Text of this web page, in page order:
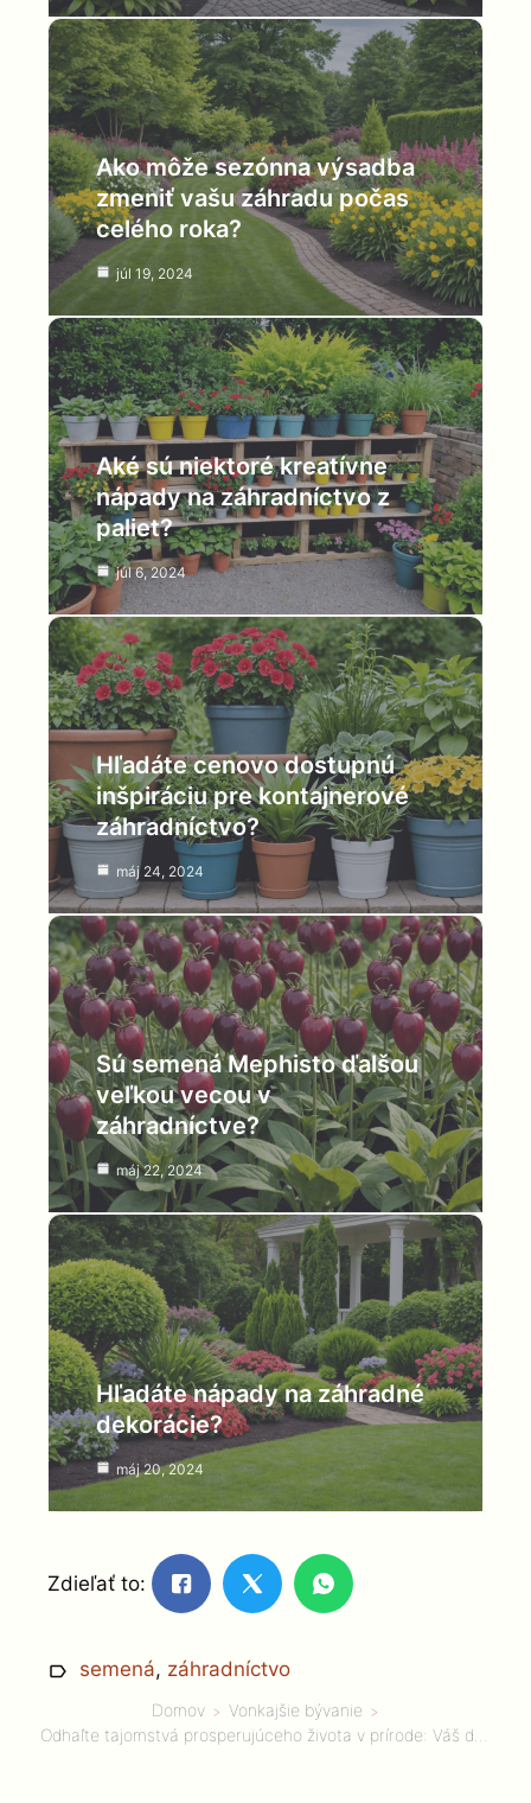
Ako môže sezónna výsadba
zmeniť vašu záhradu počas
celého roka?
júl 19, 2024
Aké sú niektoré kreatívne
nápady na záhradníctvo z
paliet?
júl 6, 2024
Hľadáte cenovo dostupnú
inšpiráciu pre kontajnerové
záhradníctvo?
máj 24, 2024
Sú semená Mephisto ďalšou
veľkou vecou v
záhradníctve?
máj 22, 2024
Hľadáte nápady na záhradné
dekorácie?
máj 20, 2024
Zdieľať to:
semená, záhradníctvo
Domov
Vonkajšie bývanie